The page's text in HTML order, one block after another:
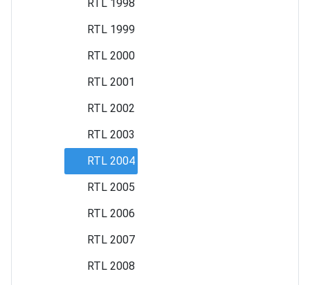
RTL 1998
RTL 1999
RTL 2000
RTL 2001
RTL 2002
RTL 2003
RTL 2004
RTL 2005
RTL 2006
RTL 2007
RTL 2008